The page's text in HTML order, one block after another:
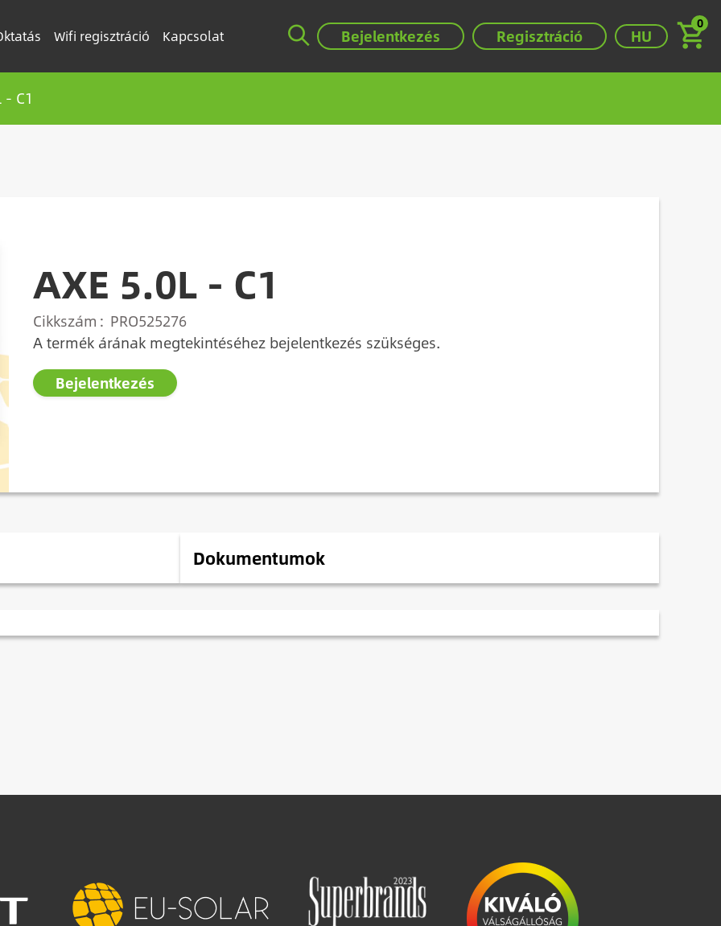
Wifi regisztráció Kapcsolat Bejelentkezés Regisztráció Válassza ki a
HU
0
- C1
AXE 5.0L - C1
Cikkszám
PRO525276
A termék árának megtekintéséhez bejelentkezés szükséges.
Bejelentkezés
Dokumentumok